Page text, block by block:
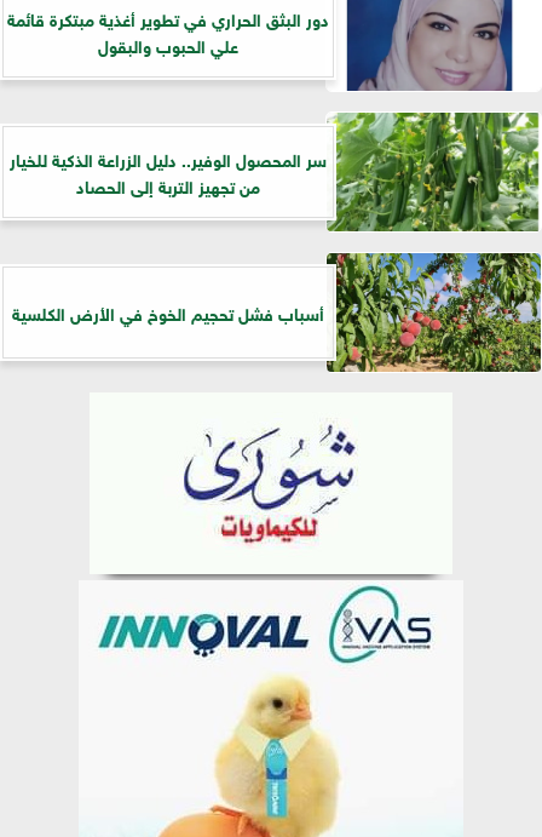
دور البثق الحراري في تطوير أغذية مبتكرة قائمة
علي الحبوب والبقول
سر المحصول الوفير.. دليل الزراعة الذكية للخيار
من تجهيز التربة إلى الحصاد
أسباب فشل تحجيم الخوخ في الأرض الكلسية